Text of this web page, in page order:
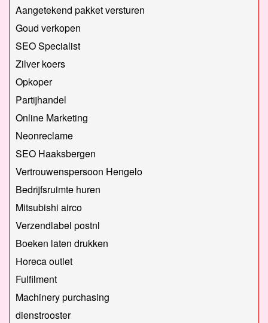
Aangetekend pakket versturen
Goud verkopen
SEO Specialist
Zilver koers
Opkoper
Partijhandel
Online Marketing
Neonreclame
SEO Haaksbergen
Vertrouwenspersoon Hengelo
Bedrijfsruimte huren
Mitsubishi airco
Verzendlabel postnl
Boeken laten drukken
Horeca outlet
Fulfilment
Machinery purchasing
dienstrooster